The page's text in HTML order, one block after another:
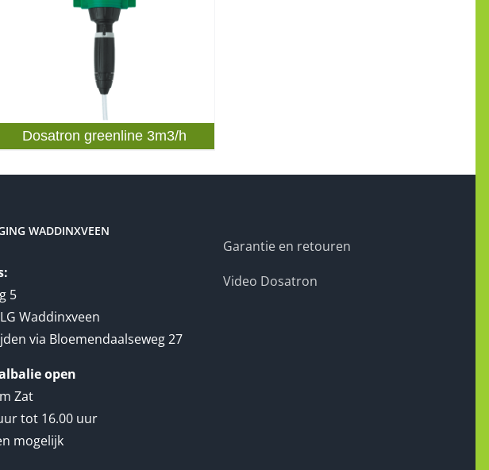
Dosatron greenline 3m3/h
WADDINXVEEN
5
Waddinxveen
via Bloemendaalseweg 27
open
Zat
tot 16.00 uur
mogelijk
Garantie en retouren
Video Dosatron